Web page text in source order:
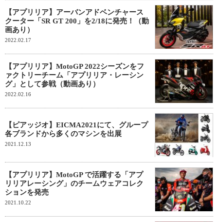
【アプリリア】アーバンアドベンチャース
クーター「SR GT 200」を2/18に発売！（動
画あり）
2022.02.17
【アプリリア】MotoGP 2022シーズンをフ
ァクトリーチーム「アプリリア・レーシン
グ」として参戦（動画あり）
2022.02.16
【ピアッジオ】EICMA2021にて、グループ
各ブランドから多くのマシンを出展
2021.12.13
【アプリリア】MotoGP で活躍する「アプ
リリアレーシング」のチームウェアコレク
ションを発売
2021.10.22